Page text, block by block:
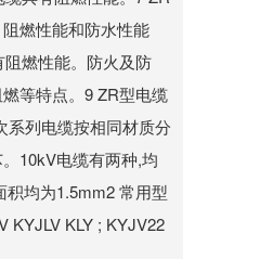
燃性能和防水性能
燃性能。防火及防
等特点。9 ZR型电缆
系列电缆按相同材质分
10kV电缆有两种,均
积均为1.5mm2 常用型
KYJLV KLY ; KYJV22